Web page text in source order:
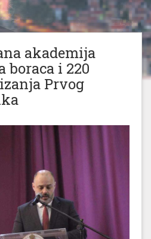
akademija
boraca i 220
Prvog